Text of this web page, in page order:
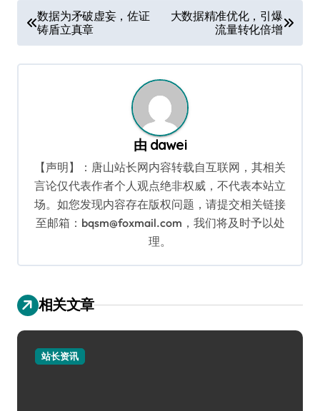
章
导
数据为矛破虚妄，佐证
铸盾立真章
大数据精准优化，引爆
流量转化倍增
由 dawei
【声明】：唐山站长网内容转载自互联网，其相关
言论仅代表作者个人观点绝非权威，不代表本站立
场。如您发现内容存在版权问题，请提交相关链接
至邮箱：bqsm@foxmail.com，我们将及时予以处
理。
相关文章
站长资讯